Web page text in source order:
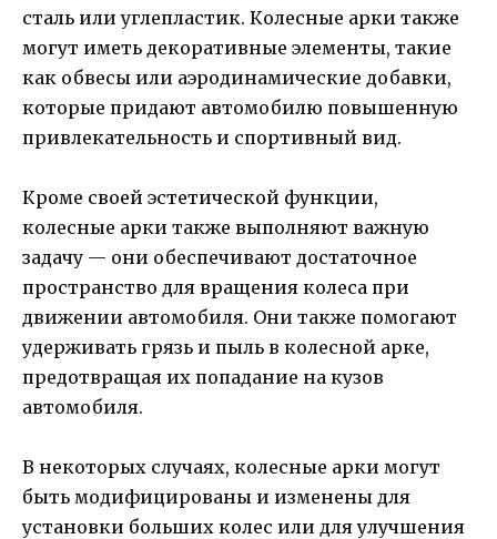
сталь или углепластик. Колесные арки также
могут иметь декоративные элементы, такие
как обвесы или аэродинамические добавки,
которые придают автомобилю повышенную
привлекательность и спортивный вид.
Кроме своей эстетической функции,
колесные арки также выполняют важную
задачу — они обеспечивают достаточное
пространство для вращения колеса при
движении автомобиля. Они также помогают
удерживать грязь и пыль в колесной арке,
предотвращая их попадание на кузов
автомобиля.
В некоторых случаях, колесные арки могут
быть модифицированы и изменены для
установки больших колес или для улучшения